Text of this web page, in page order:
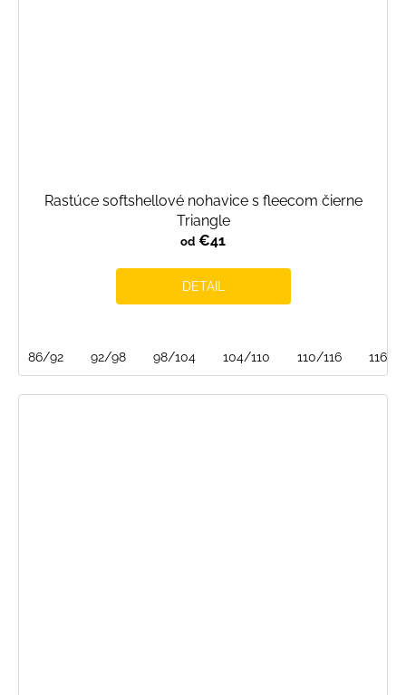
Rastúce softshellové nohavice s fleecom čierne
Triangle
od €41
DETAIL
86/92 92/98 98/104 104/110 110/116 116/